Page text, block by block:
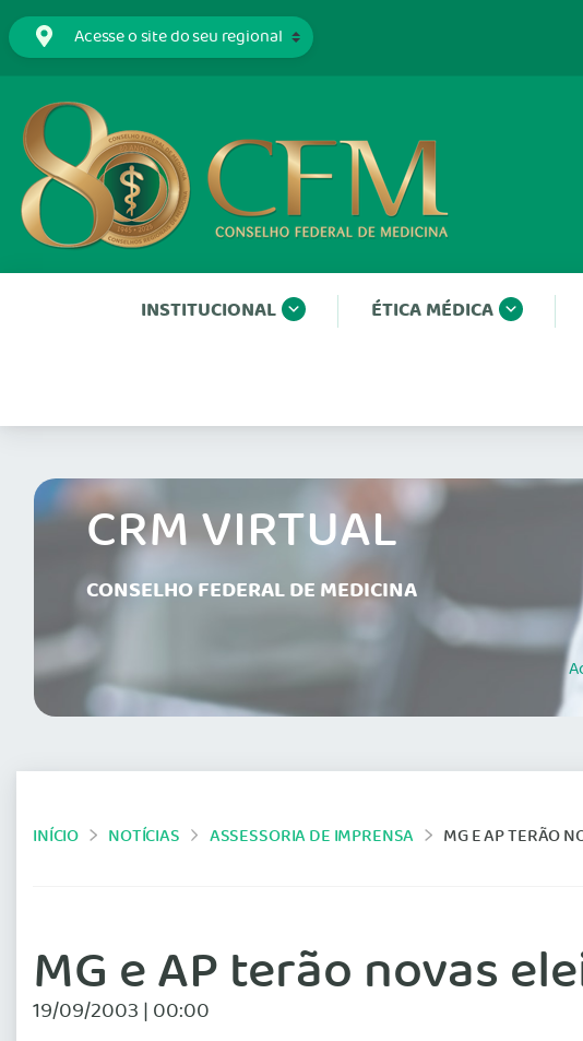
INSTITUCIONAL ÉTICA MÉDICA
CRM VIRTUAL
CONSELHO FEDERAL DE MEDICINA
INÍCIO NOTÍCIAS ASSESSORIA DE IMPRENSA MG E AP TERÃO
MG e AP terão novas
19/09/2003 | 00:00